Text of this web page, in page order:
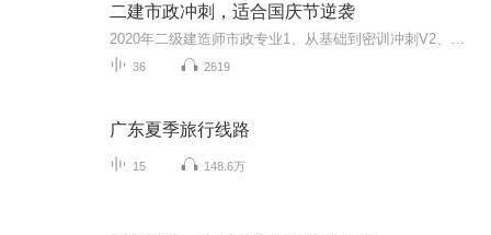
二建市政冲刺，适合国庆节逆袭
36 2619
广东夏季旅行线路
15 148.6万